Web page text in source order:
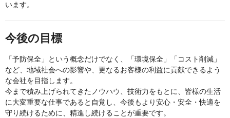
います。
今後の目標
「予防保全」という概念だけでなく、「環境保全」「コスト削減」
など、地域社会への影響や、更なるお客様の利益に貢献できるよう
な会社を目指します。
今まで積み上げられてきたノウハウ、技術力をもとに、皆様の生活
に大変重要な仕事であると自覚し、今後もより安心・安全・快適を
守り続けるために、精進し続けることが重要です。